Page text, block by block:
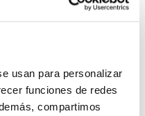
usan para personalizar
funciones de redes
compartimos
Primera: CB
Petrer